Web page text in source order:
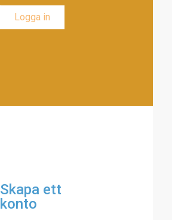
Skapa ett
konto